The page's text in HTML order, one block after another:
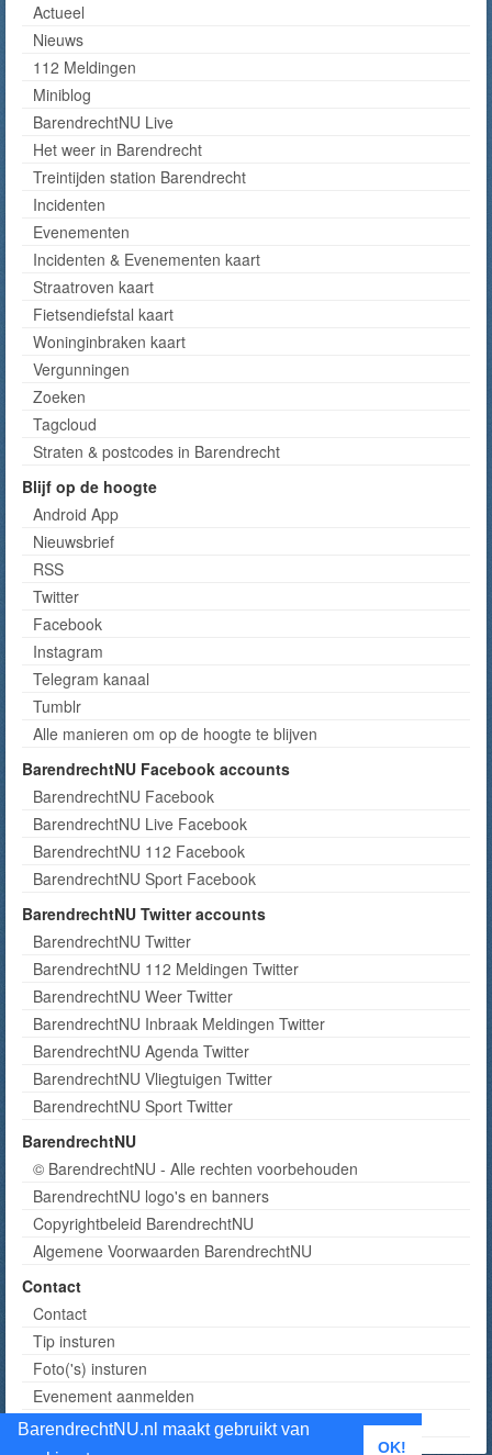
BarendrechtNU.nl maakt gebruikt van
OK!
Actueel
Nieuws
112 Meldingen
Miniblog
BarendrechtNU Live
Het weer in Barendrecht
Treintijden station Barendrecht
Incidenten
Evenementen
Incidenten & Evenementen kaart
Straatroven kaart
Fietsendiefstal kaart
Woninginbraken kaart
Vergunningen
Zoeken
Tagcloud
Straten & postcodes in Barendrecht
Blijf op de hoogte
Android App
Nieuwsbrief
RSS
Twitter
Facebook
Instagram
Telegram kanaal
Tumblr
Alle manieren om op de hoogte te blijven
BarendrechtNU Facebook accounts
BarendrechtNU Facebook
BarendrechtNU Live Facebook
BarendrechtNU 112 Facebook
BarendrechtNU Sport Facebook
BarendrechtNU Twitter accounts
BarendrechtNU Twitter
BarendrechtNU 112 Meldingen Twitter
BarendrechtNU Weer Twitter
BarendrechtNU Inbraak Meldingen Twitter
BarendrechtNU Agenda Twitter
BarendrechtNU Vliegtuigen Twitter
BarendrechtNU Sport Twitter
BarendrechtNU
© BarendrechtNU - Alle rechten voorbehouden
BarendrechtNU logo's en banners
Copyrightbeleid BarendrechtNU
Algemene Voorwaarden BarendrechtNU
Contact
Contact
Tip insturen
Foto('s) insturen
Evenement aanmelden
Informatie aanvragen adverteren